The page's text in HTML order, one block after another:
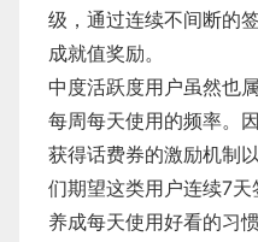
级，通过连续不间断的
成就值奖励。
中度活跃度用户虽然也
每周每天使用的频率。
获得话费券的激励机制
们期望这类用户连续7
养成每天使用好看的习